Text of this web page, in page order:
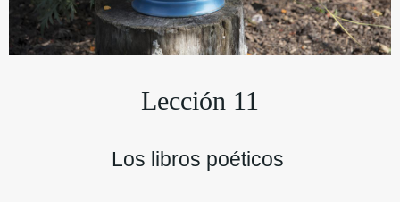
Lección 11
Los libros poéticos